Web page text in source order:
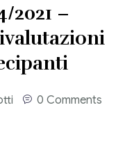
2021 –
0 Comments